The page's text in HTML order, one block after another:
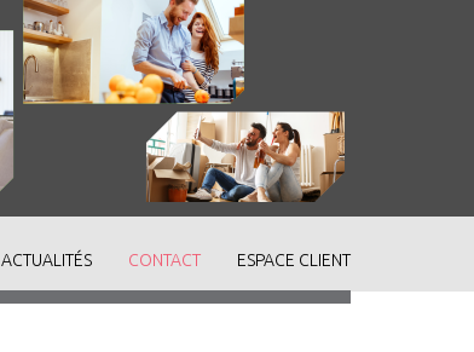
ACTUALITÉS CONTACT ESPACE CLIENT